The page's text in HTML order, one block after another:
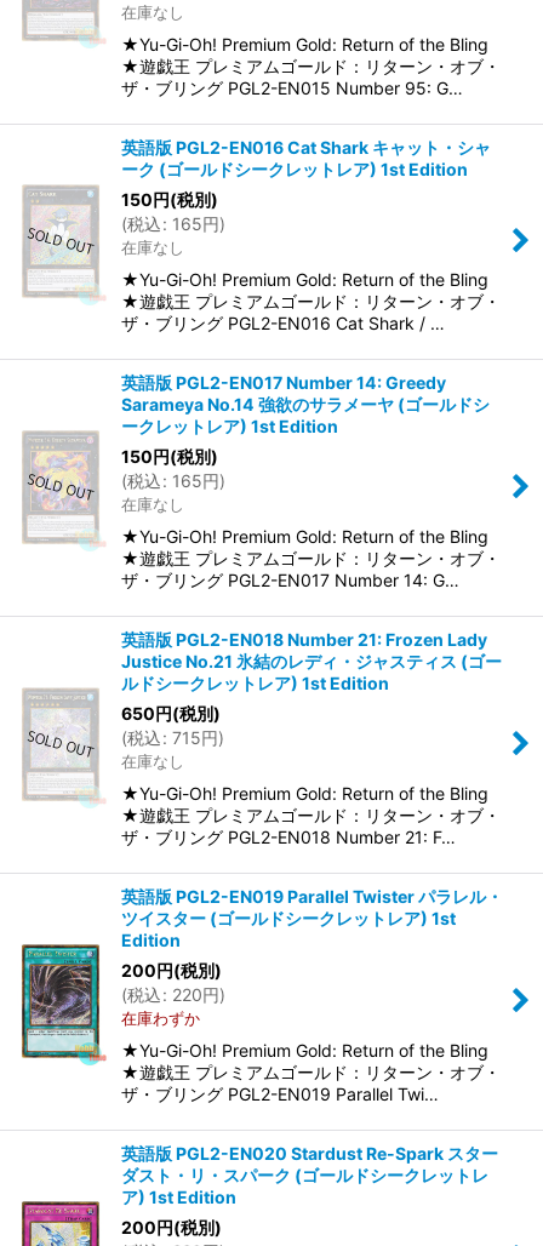
在庫なし
★Yu-Gi-Oh! Premium Gold: Return of the Bling
★遊戯王 プレミアムゴールド：リターン・オブ・
ザ・ブリング PGL2-EN015 Number 95: G…
英語版 PGL2-EN016 Cat Shark キャット・シャ
ーク (ゴールドシークレットレア) 1st Edition
150円(税別)
(税込: 165円)
在庫なし
★Yu-Gi-Oh! Premium Gold: Return of the Bling
★遊戯王 プレミアムゴールド：リターン・オブ・
ザ・ブリング PGL2-EN016 Cat Shark / …
英語版 PGL2-EN017 Number 14: Greedy
Sarameya No.14 強欲のサラメーヤ (ゴールドシ
ークレットレア) 1st Edition
150円(税別)
(税込: 165円)
在庫なし
★Yu-Gi-Oh! Premium Gold: Return of the Bling
★遊戯王 プレミアムゴールド：リターン・オブ・
ザ・ブリング PGL2-EN017 Number 14: G…
英語版 PGL2-EN018 Number 21: Frozen Lady
Justice No.21 氷結のレディ・ジャスティス (ゴー
ルドシークレットレア) 1st Edition
650円(税別)
(税込: 715円)
在庫なし
★Yu-Gi-Oh! Premium Gold: Return of the Bling
★遊戯王 プレミアムゴールド：リターン・オブ・
ザ・ブリング PGL2-EN018 Number 21: F…
英語版 PGL2-EN019 Parallel Twister パラレル・
ツイスター (ゴールドシークレットレア) 1st
Edition
200円(税別)
(税込: 220円)
在庫わずか
★Yu-Gi-Oh! Premium Gold: Return of the Bling
★遊戯王 プレミアムゴールド：リターン・オブ・
ザ・ブリング PGL2-EN019 Parallel Twi…
英語版 PGL2-EN020 Stardust Re-Spark スター
ダスト・リ・スパーク (ゴールドシークレットレ
ア) 1st Edition
200円(税別)